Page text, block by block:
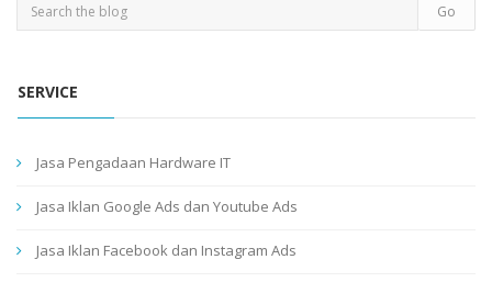
SERVICE
Jasa Pengadaan Hardware IT
Jasa Iklan Google Ads dan Youtube Ads
Jasa Iklan Facebook dan Instagram Ads